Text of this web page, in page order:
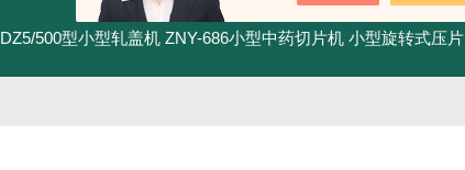
DZ5/500型小型轧盖机 ZNY-686小型中药切片机 小型旋转式压片机